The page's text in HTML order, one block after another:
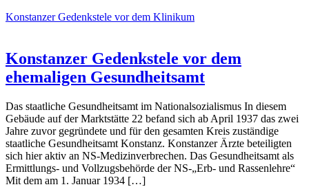
Konstanzer Gedenkstele vor dem Klinikum
Konstanzer Gedenkstele vor dem
ehemaligen Gesundheitsamt
Das staatliche Gesundheitsamt im Nationalsozialismus In diesem
Gebäude auf der Marktstätte 22 befand sich ab April 1937 das zwei
Jahre zuvor gegründete und für den gesamten Kreis zuständige
staatliche Gesundheitsamt Konstanz. Konstanzer Ärzte beteiligten
sich hier aktiv an NS-Medizinverbrechen. Das Gesundheitsamt als
Ermittlungs- und Vollzugsbehörde der NS-„Erb- und Rassenlehre“
Mit dem am 1. Januar 1934 […]